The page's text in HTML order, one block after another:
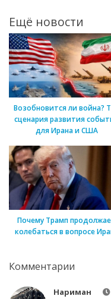
Ещё новости
Возобновится ли война?
сценария развития
для Ирана и США
Почему Трамп
колебаться в вопросе
Комментарии
Нариман